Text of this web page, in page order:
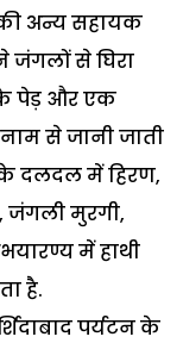
अन्य सहायक
से घिरा
पेड़ और एक
से जानी जाती
के दलदल में हिरण,
जंगली मुरगी,
में हाथी
है.
पर्यटन के